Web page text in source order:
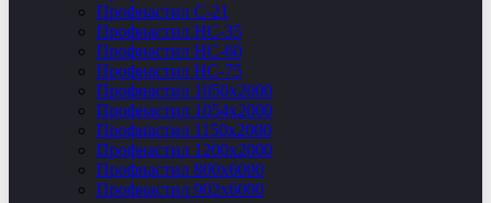
Профнастил C-21
Профнастил НС-35
Профнастил НС-60
Профнастил НС-75
Профнастил 1050х2000
Профнастил 1054х2000
Профнастил 1150х2000
Профнастил 1200х2000
Профнастил 800х6000
Профнастил 902х6000